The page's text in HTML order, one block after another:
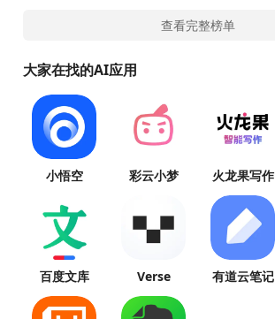
查看完整榜单
大家在找的AI应用
小悟空 彩云小梦 火龙果写作
百度文库 Verse 有道云笔记